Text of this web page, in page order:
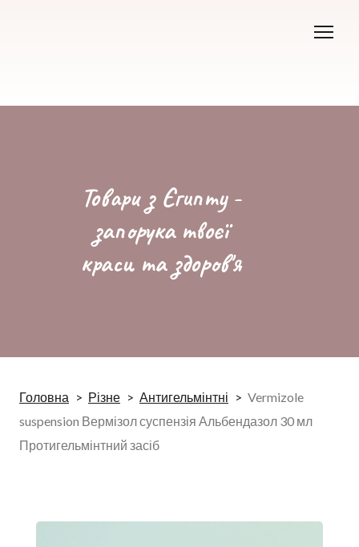
Товари з Єгипту -
запорука твоєї
краси та здоров'я
Головна Різне Антигельмінтні
Vermizole
suspension Вермізол суспензія Альбендазол 30 мл
Протигельмінтний засіб